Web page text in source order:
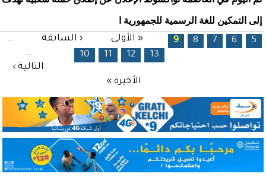
إلى التمكين للغة الرسمية للجمهورية ا
الصفحات
« الأولى ‹ السابقة … 5
6
7
8
9
10
11 12 13
…
التالية ›
الأخيرة »